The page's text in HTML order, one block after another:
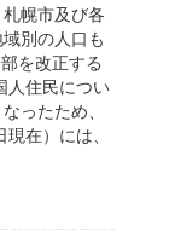
幌市及び各
別の人口も
を改正する
人住民につい
ったため、
在）には、